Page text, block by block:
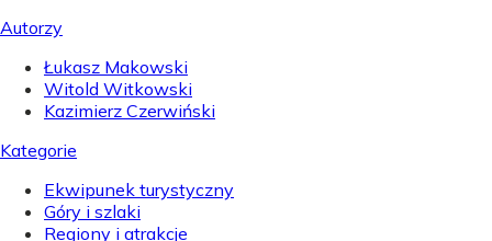
Autorzy
Łukasz Makowski
Witold Witkowski
Kazimierz Czerwiński
Kategorie
Ekwipunek turystyczny
Góry i szlaki
Regiony i atrakcje